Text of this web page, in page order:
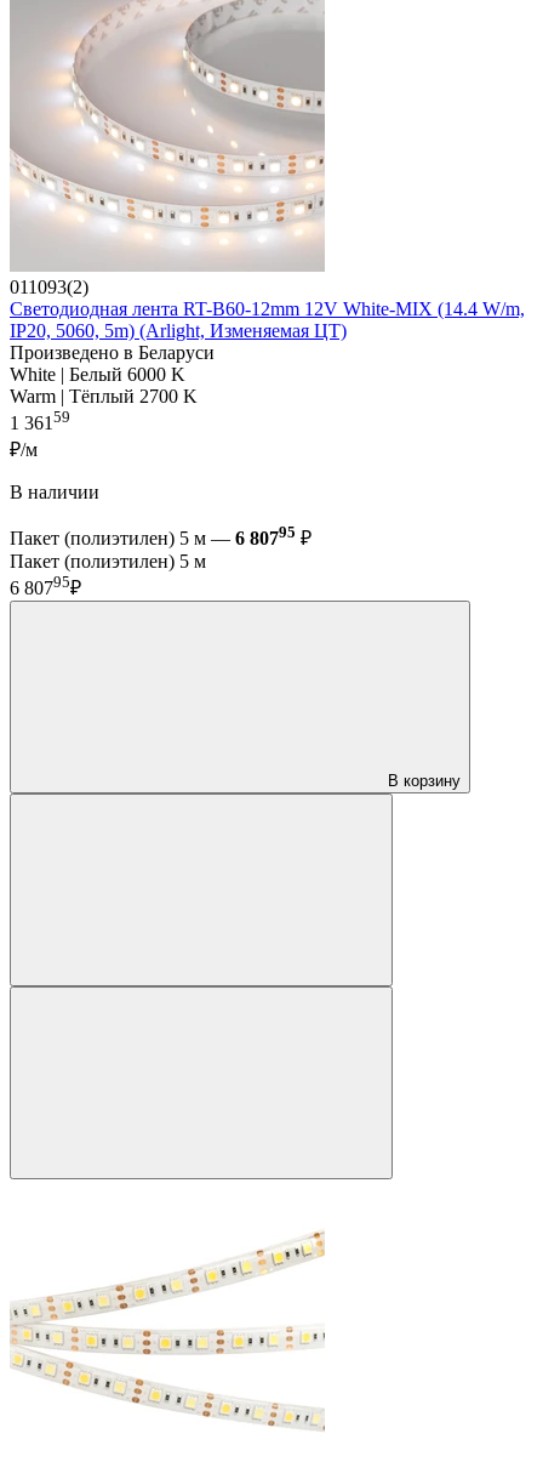
011093(2)
Светодиодная лента RT-B60-12mm 12V White-MIX (14.4 W/m,
IP20, 5060, 5m) (Arlight, Изменяемая ЦТ)
Произведено в Беларуси
White | Белый 6000 K
Warm | Тёплый 2700 K
1 36159
₽/м
В наличии
Пакет (полиэтилен) 5 м — 6 80795 ₽
Пакет (полиэтилен) 5 м
6 80795₽
В корзину